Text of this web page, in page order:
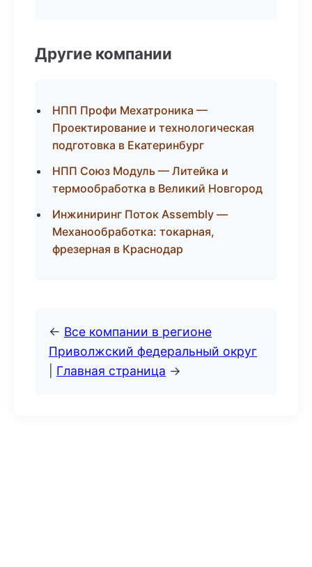
Другие компании
НПП Профи Мехатроника —
Проектирование и технологическая
подготовка в Екатеринбург
НПП Союз Модуль — Литейка и
термообработка в Великий Новгород
Инжиниринг Поток Assembly —
Механообработка: токарная,
фрезерная в Краснодар
← Все компании в регионе
Приволжский федеральный округ
Главная страница →